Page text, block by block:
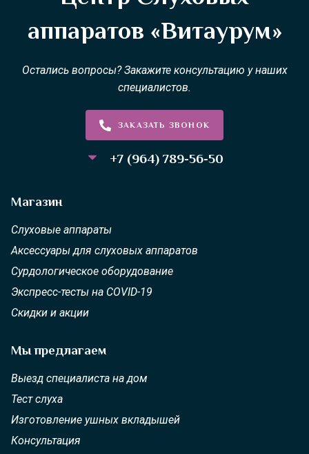
аппаратов «Витаурум»
Остались вопросы? Закажите консультацию у наших
специалистов.
ЗАКАЗАТЬ ЗВОНОК
+7 (964) 789-56-50
Магазин
Слуховые аппараты
Аксессуары для слуховых аппаратов
Сурдологическое оборудование
Экспресс-тесты на COVID-19
Скидки и акции
Мы предлагаем
Выезд специалиста на дом
Тест слуха
Изготовление ушных вкладышей
Консультация